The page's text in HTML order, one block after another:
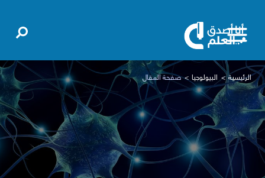
الرئيسية البيولوجيا صفحة المقال